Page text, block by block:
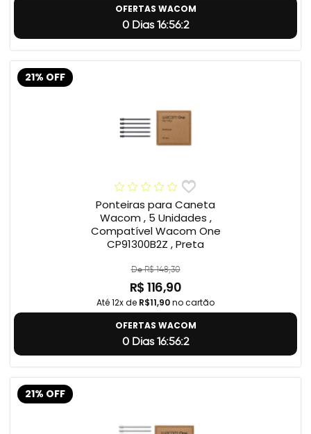
OFERTAS WACOM
0 Dias 16:56:1
21% OFF
Ponteiras para Caneta
Wacom , 5 Unidades ,
Compatível Wacom One
CP91300B2Z , Preta
De R$ 148,30
R$ 116,90
Até 12x de R$11,90no cartão
OFERTAS WACOM
0 Dias 16:56:1
21% OFF